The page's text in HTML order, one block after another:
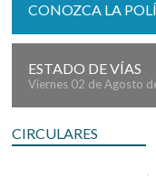
CONOZCA LA
ESTADO DE VÍAS
Viernes 02 de Agosto
CIRCULARES